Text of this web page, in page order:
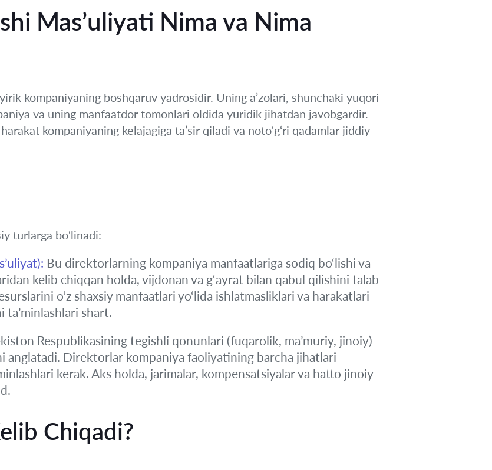
Mas’uliyati Nima va Nima
kompaniyaning boshqaruv yadrosidir. Uning a’zolari, shunchaki yuqori
va uning manfaatdor tomonlari oldida yuridik jihatdan javobgardir.
kompaniyaning kelajagiga ta’sir qiladi va noto‘g‘ri qadamlar jiddiy
turlarga bo‘linadi:
Bu direktorlarning kompaniya manfaatlariga sodiq bo‘lishi va
kelib chiqqan holda, vijdonan va g‘ayrat bilan qabul qilishini talab
o‘z shaxsiy manfaatlari yo‘lida ishlatmasliklari va harakatlari
ta’minlashlari shart.
Respublikasining tegishli qonunlari (fuqarolik, ma’muriy, jinoiy)
anglatadi. Direktorlar kompaniya faoliyatining barcha jihatlari
kerak. Aks holda, jarimalar, kompensatsiyalar va hatto jinoiy
Chiqadi?